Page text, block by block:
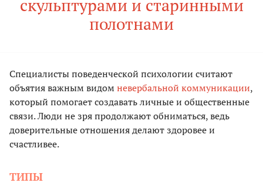
скульптурами и старинными
полотнами
Специалисты поведенческой психологии считают
объятия важным видомневербальной коммуникации,
который помогает создавать личные и общественные
связи. Люди не зря продолжают обниматься, ведь
доверительные отношения делают здоровее и
счастливее.
ТИПЫ